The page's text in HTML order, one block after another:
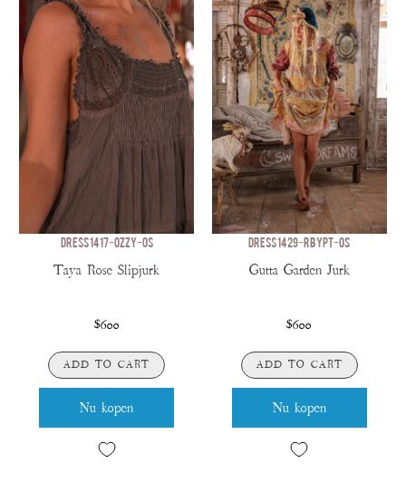
DRESS 1417-OZZY-OS
Taya Rose Slipjurk
$600
ADD TO CART
Nu kopen
DRESS 1429-RBYPT-OS
Gutta Garden Jurk
$600
ADD TO CART
Nu kopen